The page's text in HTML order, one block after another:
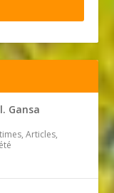
Gansa
Articles,